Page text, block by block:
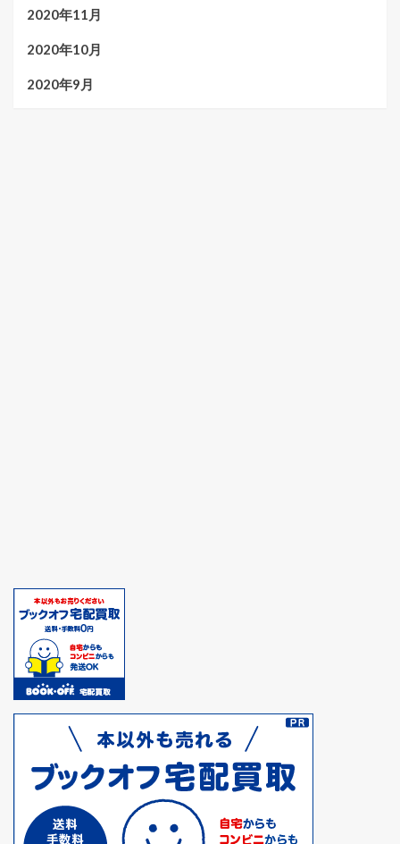
2020年11月
2020年10月
2020年9月